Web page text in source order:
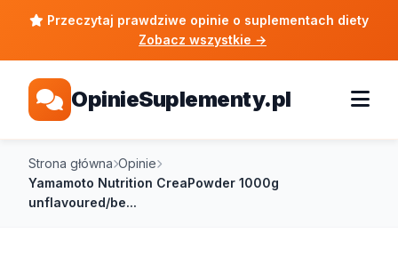
Przeczytaj prawdziwe opinie o suplementach diety
Zobacz wszystkie →
OpinieSuplementy.pl
Strona główna Opinie
Yamamoto Nutrition CreaPowder 1000g
unflavoured/be...